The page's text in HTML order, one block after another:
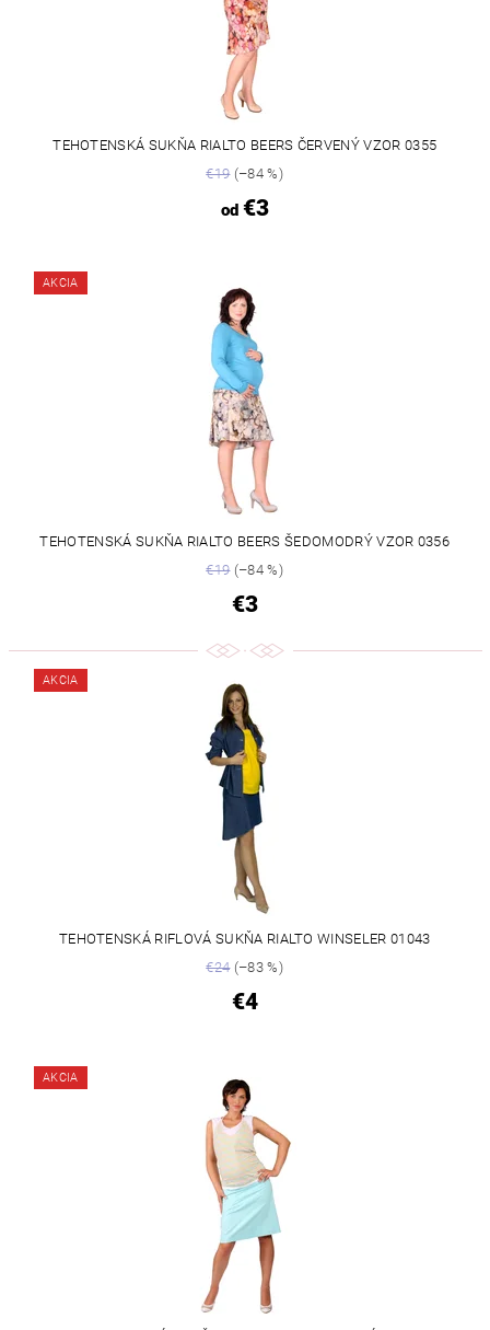
TEHOTENSKÁ SUKŇA RIALTO BEERS ČERVENÝ VZOR 0355
€19(–84 %)
od€3
AKCIA
TEHOTENSKÁ SUKŇA RIALTO BEERS ŠEDOMODRÝ VZOR 0356
€19(–84 %)
€3
AKCIA
TEHOTENSKÁ RIFLOVÁ SUKŇA RIALTO WINSELER 01043
€24(–83 %)
€4
AKCIA